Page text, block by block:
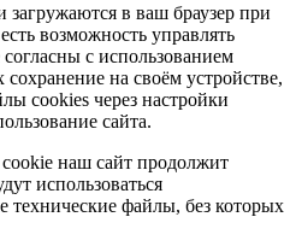
в ваш браузер при
возможность управлять
с использованием
на своём устройстве,
cookies через настройки
сайта.
наш сайт продолжит
использоваться
технические файлы, без которых